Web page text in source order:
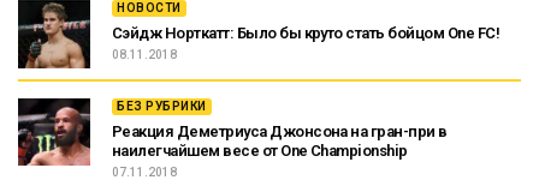
НОВОСТИ
Сэйдж Норткатт: Было бы круто стать бойцом One FC!
08.11.2018
БЕЗ РУБРИКИ
Реакция Деметриуса Джонсона на гран-при в
наилегчайшем весе от One Championship
07.11.2018